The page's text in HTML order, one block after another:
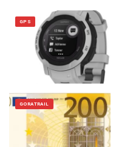
GPS
GORATRAIL